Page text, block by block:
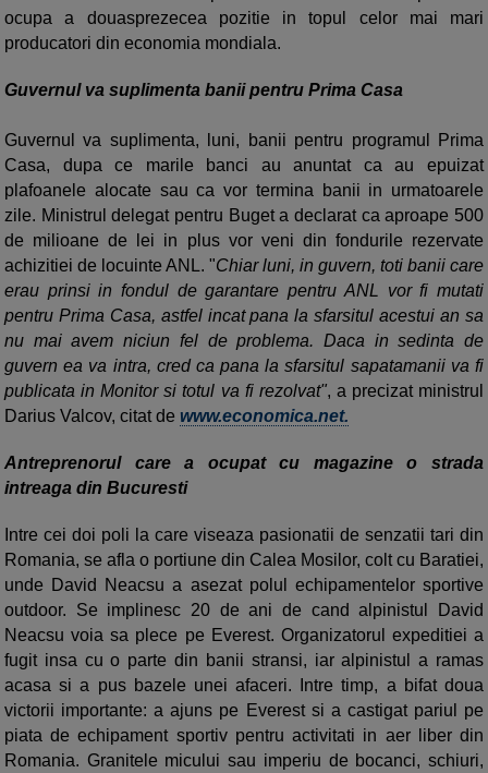
ocupa a douasprezecea pozitie in topul celor mai mari
producatori din economia mondiala.
Guvernul va suplimenta banii pentru Prima Casa
Guvernul va suplimenta, luni, banii pentru programul Prima
Casa, dupa ce marile banci au anuntat ca au epuizat
plafoanele alocate sau ca vor termina banii in urmatoarele
zile. Ministrul delegat pentru Buget a declarat ca aproape 500
de milioane de lei in plus vor veni din fondurile rezervate
achizitiei de locuinte ANL. "Chiar luni, in guvern, toti banii care
erau prinsi in fondul de garantare pentru ANL vor fi mutati
pentru Prima Casa, astfel incat pana la sfarsitul acestui an sa
nu mai avem niciun fel de problema. Daca in sedinta de
guvern ea va intra, cred ca pana la sfarsitul sapatamanii va fi
publicata in Monitor si totul va fi rezolvat", a precizat ministrul
Darius Valcov, citat de www.economica.net.
Antreprenorul care a ocupat cu magazine o strada
intreaga din Bucuresti
Intre cei doi poli la care viseaza pasionatii de senzatii tari din
Romania, se afla o portiune din Calea Mosilor, colt cu Baratiei,
unde David Neacsu a asezat polul echipamentelor sportive
outdoor. Se implinesc 20 de ani de cand alpinistul David
Neacsu voia sa plece pe Everest. Organizatorul expeditiei a
fugit insa cu o parte din banii stransi, iar alpinistul a ramas
acasa si a pus bazele unei afaceri. Intre timp, a bifat doua
victorii importante: a ajuns pe Everest si a castigat pariul pe
piata de echipament sportiv pentru activitati in aer liber din
Romania. Granitele micului sau imperiu de bocanci, schiuri,